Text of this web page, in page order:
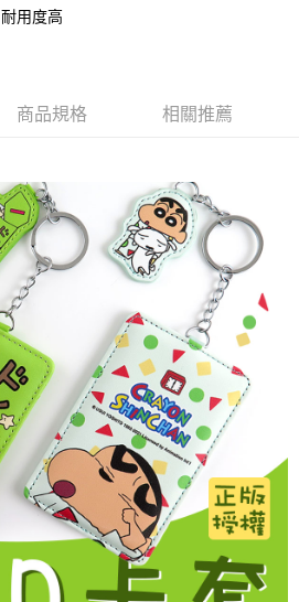
綁卡、不需儲值。
程】
先享後付」後，將跳轉至「AFTEE先享後付」
認金額後，即可完成結帳。
繳費通知簡訊。
，點擊此簡訊中的連結，可透過四大超商／
行付款，方視為交易完成。
不需立刻繳費，但若您需要取消訂單，請聯絡
取消之訂單仍視為有效，需透過AFTEE先享
先享後付 」之結帳頁面顯示為準，若有關於
退款等相關疑問，請聯繫「AFTEE先享後付
support/home
司提供之「AFTEE先享後付」服務完成之交
提供個人資料，並將交易相關給付款項請求債
。
請瀏覽以下網址：
得法定代理人或監護人之同意方可使用
同意申辦者引起之損失，本公司不負相關責
上)免運費
上)免運費
以上)免運費
以上)免運費
以上)免運費
查看運費
用度高
商品規格 相關推薦